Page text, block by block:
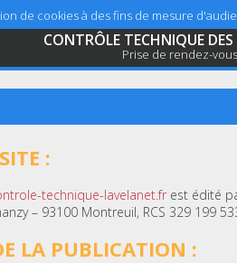
de cookies à des fins de mesure
CONTRÔLE TECHNIQUE DES
Prise de rendez-
:
technique-lavelanet.fr est édité
– 93100 Montreuil, RCS 329 199
LA PUBLICATION :